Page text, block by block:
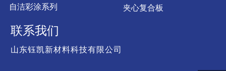
自洁彩涂系列
夹心复合板
联系我们
山东钰凯新材料科技有限公司